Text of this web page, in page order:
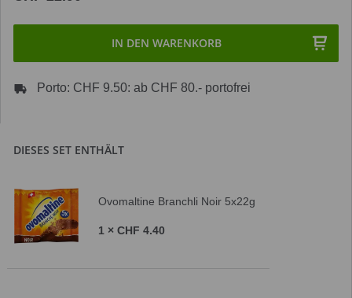
IN DEN WARENKORB
Porto: CHF 9.50: ab CHF 80.- portofrei
DIESES SET ENTHÄLT
Ovomaltine Branchli Noir 5x22g
1 × CHF 4.40